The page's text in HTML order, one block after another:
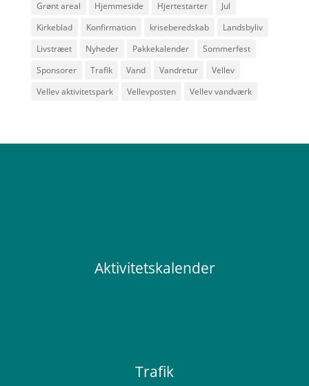
Grønt areal
Hjemmeside Hjertestarter
Jul
Kirkeblad
Konfirmation kriseberedskab
Landsbyliv
Livstræet
Nyheder Pakkekalender
Sommerfest
Sponsorer
Trafik Vand Vandretur
Vellev
Vellev aktivitetspark
Vellevposten Vellev vandværk
Aktivitetskalender
Trafik